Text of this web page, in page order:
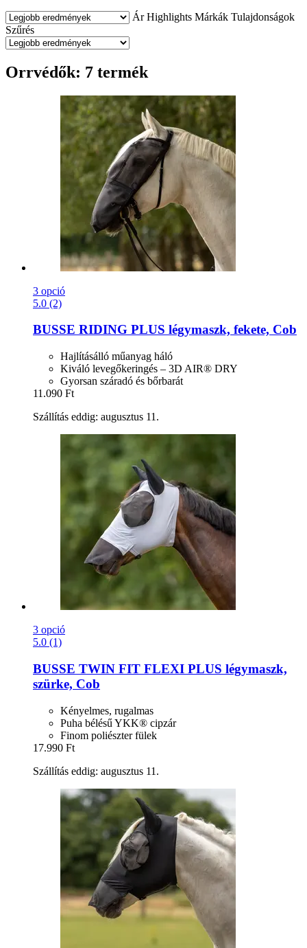
Ár Highlights Márkák Tulajdonságok
Szűrés
Orrvédők: 7 termék
3 opció
5.0 (2)
BUSSE RIDING PLUS légymaszk, fekete, Cob
Hajlításálló műanyag háló
Kiváló levegőkeringés – 3D AIR® DRY
Gyorsan száradó és bőrbarát
11.090 Ft
Szállítás eddig: augusztus 11.
3 opció
5.0 (1)
BUSSE TWIN FIT FLEXI PLUS légymaszk,
szürke, Cob
Kényelmes, rugalmas
Puha bélésű YKK® cipzár
Finom poliészter fülek
17.990 Ft
Szállítás eddig: augusztus 11.